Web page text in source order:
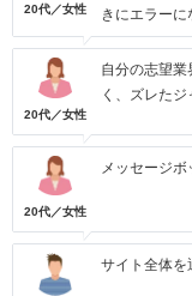
20代／女性
きにエラーに
20代／女性
自分の志望
く、ズレたジ
20代／女性
メッセージボ
サイト全体を